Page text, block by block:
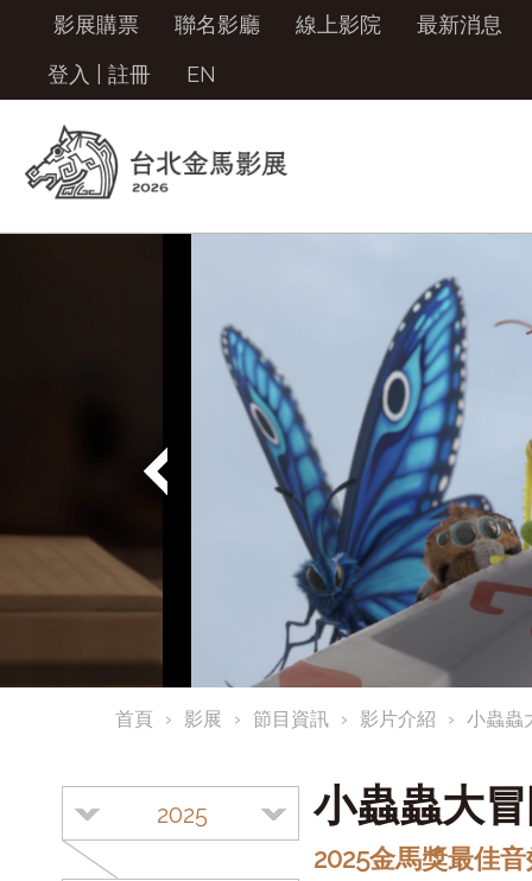
影展購票 聯名影廳 線上影院
最新消息
登入
註冊 EN
首頁 影展 節目資訊 影片介紹 小蟲蟲
2025 小蟲蟲大
2025金馬獎最佳